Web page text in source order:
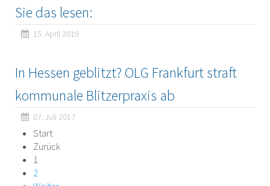
Sie das lesen:
15. April 2019
In Hessen geblitzt? OLG Frankfurt straft
kommunale Blitzerpraxis ab
07. Juli 2017
Start
Zurück
1
2